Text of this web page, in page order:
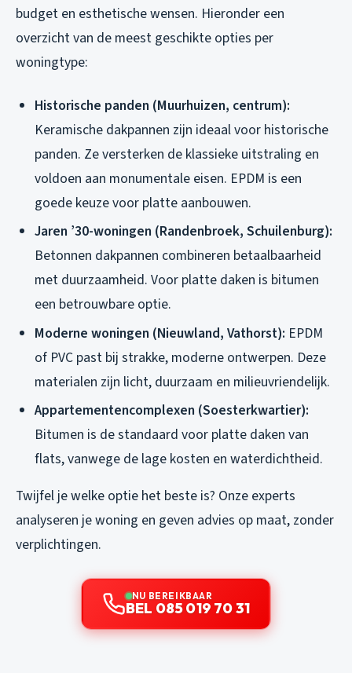
budget en esthetische wensen. Hieronder een
overzicht van de meest geschikte opties per
woningtype:
Historische panden (Muurhuizen, centrum):
Keramische dakpannen zijn ideaal voor historische
panden. Ze versterken de klassieke uitstraling en
voldoen aan monumentale eisen. EPDM is een
goede keuze voor platte aanbouwen.
Jaren ’30-woningen (Randenbroek, Schuilenburg):
Betonnen dakpannen combineren betaalbaarheid
met duurzaamheid. Voor platte daken is bitumen
een betrouwbare optie.
Moderne woningen (Nieuwland, Vathorst): EPDM
of PVC past bij strakke, moderne ontwerpen. Deze
materialen zijn licht, duurzaam en milieuvriendelijk.
Appartementencomplexen (Soesterkwartier):
Bitumen is de standaard voor platte daken van
flats, vanwege de lage kosten en waterdichtheid.
Twijfel je welke optie het beste is? Onze experts
analyseren je woning en geven advies op maat, zonder
verplichtingen.
NU BEREIKBAAR
BEL 085 019 70 31